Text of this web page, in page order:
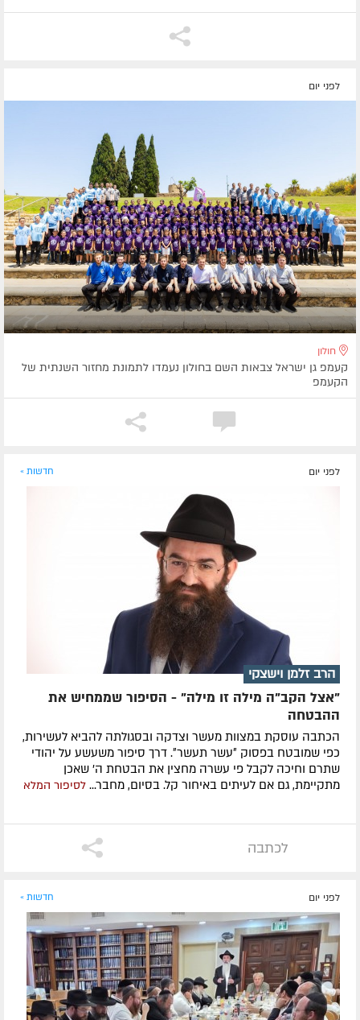
לפני יום
חולון
קעמפ גן ישראל צבאות השם בחולון נעמדו לתמונת מחזור השנתית של
הקעמפ
לפני יום חדשות »
הרב זלמן וישצקי
"אצל הקב"ה מילה זו מילה" - הסיפור שממחיש את
ההבטחה
הכתבה עוסקת במצוות מעשר וצדקה ובסגולתה להביא לעשירות,
כפי שמובטח בפסוק ״עשר תעשר״. דרך סיפור משעשע על יהודי
שתרם וחיכה לקבל פי עשרה מחצין את הבטחת ה' שאכן
מתקיימת, גם אם לעיתים באיחור קל. בסיום, מחבר... לסיפור המלא
לכתבה
לפני יום חדשות »